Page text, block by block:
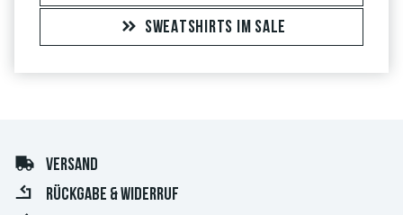
SWEATSHIRTS IM SALE
VERSAND
RÜCKGABE & WIDERRUF